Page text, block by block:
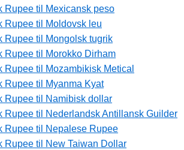
Rupee til Mexicansk peso
Rupee til Moldovsk leu
Rupee til Mongolsk tugrik
Rupee til Morokko Dirham
Rupee til Mozambikisk Metical
Rupee til Myanma Kyat
Rupee til Namibisk dollar
Rupee til Nederlandsk Antillansk Guilder
Rupee til Nepalese Rupee
Rupee til New Taiwan Dollar